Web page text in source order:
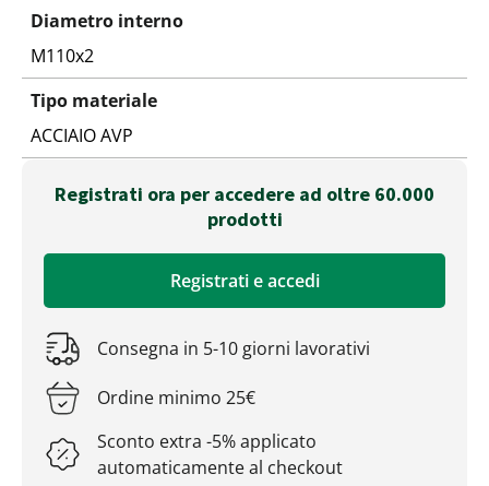
Diametro interno
M110x2
Tipo materiale
ACCIAIO AVP
Registrati ora per accedere ad oltre 60.000
prodotti
Registrati e accedi
Consegna in 5-10 giorni lavorativi
Ordine minimo 25€
Sconto extra -5% applicato
automaticamente al checkout